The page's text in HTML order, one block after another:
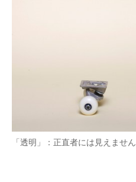
「透明」：正直者には見えません